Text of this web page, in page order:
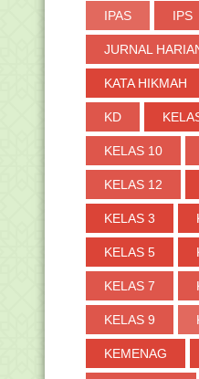
IPAS IPS
JURNAL
KATA HIKMAH
KD
KELAS 10
KELAS 12
KELAS 3
KELAS 5
KELAS 7
KELAS 9
KEMENAG